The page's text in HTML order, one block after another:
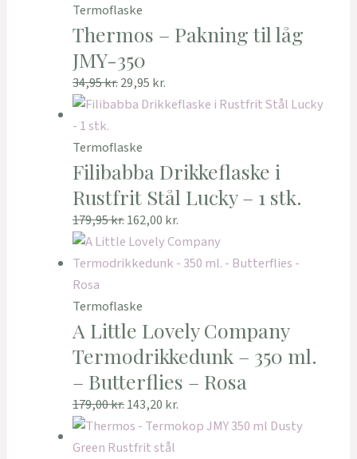
Termoflaske
Thermos – Pakning til låg
JMY-350
34,95kr.29,95 kr.
Termoflaske
Filibabba Drikkeflaske i
Rustfrit Stål Lucky – 1 stk.
179,95kr.162,00 kr.
Termoflaske
A Little Lovely Company
Termodrikkedunk – 350 ml.
– Butterflies – Rosa
179,00kr.143,20 kr.